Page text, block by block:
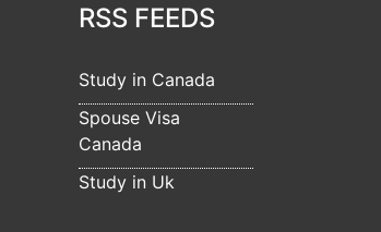
RSS FEEDS
Study in Canada
Spouse Visa
Canada
Study in Uk